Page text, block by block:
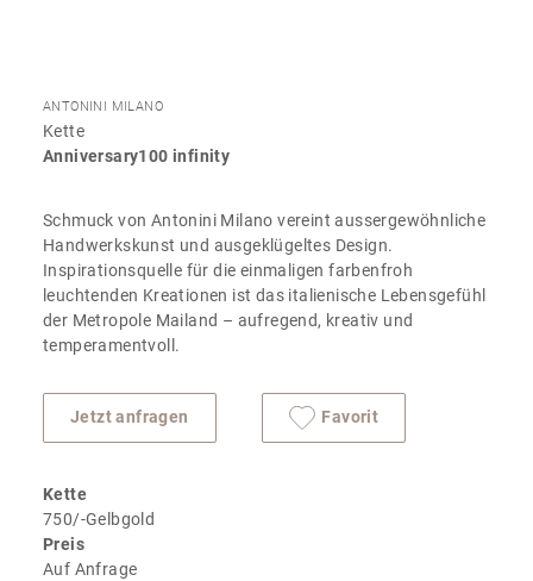
ANTONINI MILANO
Kette
Anniversary100 infinity
Schmuck von Antonini Milano vereint aussergewöhnliche
Handwerkskunst und ausgeklügeltes Design.
Inspirationsquelle für die einmaligen farbenfroh
leuchtenden Kreationen ist das italienische Lebensgefühl
der Metropole Mailand – aufregend, kreativ und
temperamentvoll.
Jetzt anfragen Favorit
Kette
750/-Gelbgold
Preis
Auf Anfrage